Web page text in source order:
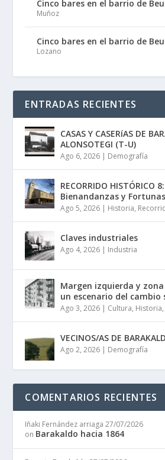
Cinco bares en el barrio de
Muñoz
Cinco bares en el barrio de
Lozano
ENTRADAS RECIENTES
CASAS Y CASERíAS DE
ALONSOTEGI (T-U)
Ago 6, 2026 | Demografía
RECORRIDO HISTÓRICO
Bienandanzas y
Ago 5, 2026 | Historia,
Claves industriales
Ago 4, 2026 | Industria
Margen izquierda y
un escenario del cambio
Ago 3, 2026 | Cultura, Historia,
VECINOS/AS DE
Ago 2, 2026 | Demografía
COMENTARIOS RECIENTES
Iñaki Fernández arriaga 27/07/2026
on Barakaldo hacia 1864